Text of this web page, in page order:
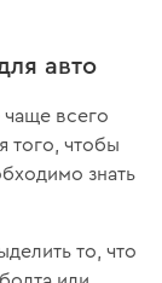
авто
всего
того, чтобы
знать
то, что